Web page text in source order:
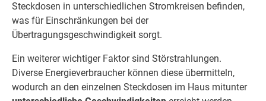
Steckdosen in unterschiedlichen Stromkreisen befinden,
was für Einschränkungen bei der
Übertragungsgeschwindigkeit sorgt.
Ein weiterer wichtiger Faktor sind Störstrahlungen.
Diverse Energieverbraucher können diese übermitteln,
wodurch an den einzelnen Steckdosen im Haus mitunter